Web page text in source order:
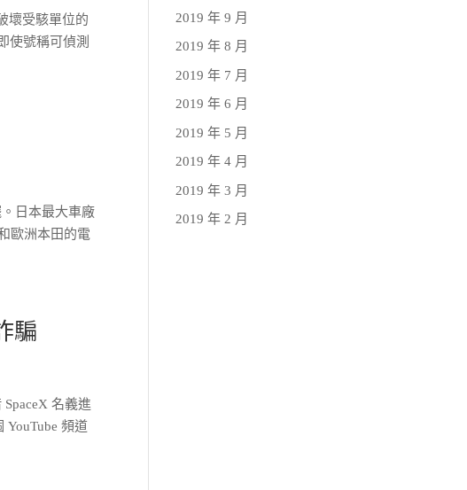
壞受駭單位的
使號稱可偵測
日本最大車廠
歐洲本田的電
騙
名義進
頻道
2019 年 9 月
2019 年 8 月
2019 年 7 月
2019 年 6 月
2019 年 5 月
2019 年 4 月
2019 年 3 月
2019 年 2 月